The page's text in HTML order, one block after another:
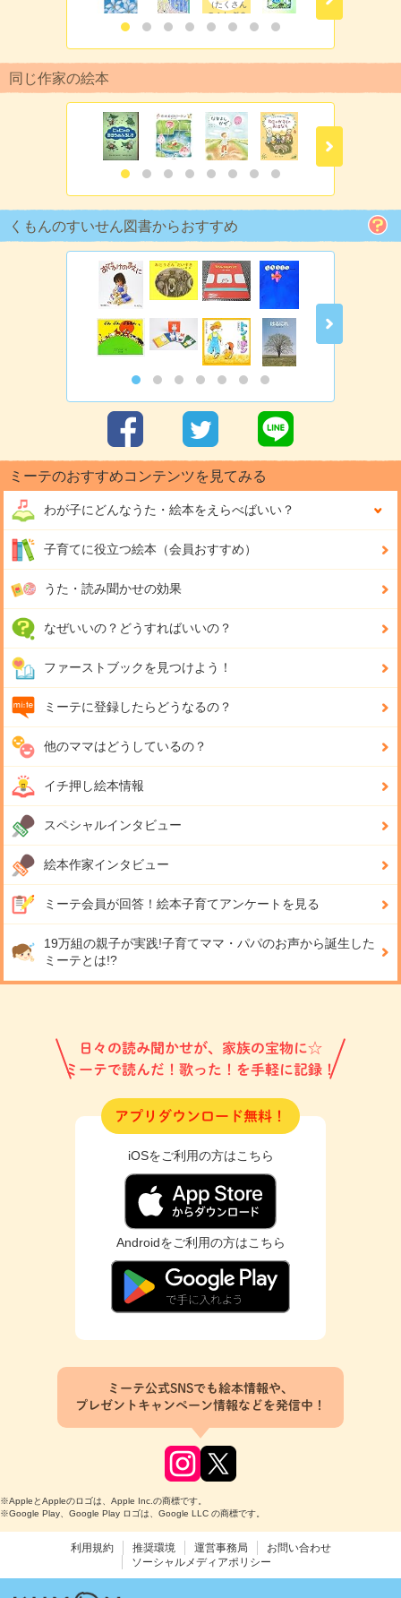
（たくさん
のふしぎ３
３１号）
同じ作家の絵本
くもんのすいせん図書からおすすめ
ミーテのおすすめコンテンツを見てみる
わが子にどんなうた・絵本をえらべばいい？
子育てに役立つ絵本（会員おすすめ）
うた・読み聞かせの効果
なぜいいの？どうすればいいの？
ファーストブックを見つけよう！
ミーテに登録したらどうなるの？
他のママはどうしているの？
イチ押し絵本情報
スペシャルインタビュー
絵本作家インタビュー
ミーテ会員が回答！ 絵本子育てアンケートを見る
19万組の親子が実践!子育てママ・パパのお声から誕生した
ミーテとは!?
日々の読み聞かせが、家族の宝物に☆
ミーテで読んだ！歌った！を手軽に記録！
アプリダウンロード無料！
iOSをご利用の方はこちら
Androidをご利用の方はこちら
ミーテ公式SNSでも絵本情報や、
プレゼントキャンペーン情報などを発信中！
※AppleとAppleのロゴは、Apple Inc.の商標です。
※Google Play、Google Play ロゴは、Google LLC の商標です。
利用規約 推奨環境 運営事務局
お問い合わせ
ソーシャルメディアポリシー